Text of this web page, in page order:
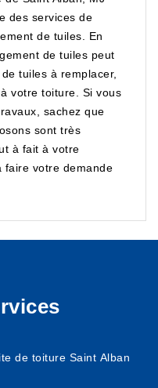
des services de
de tuiles. En
de tuiles peut
tuiles à remplacer,
votre toiture. Si vous
sachez que
sont très
à fait à votre
faire votre demande
de toiture Saint Alban